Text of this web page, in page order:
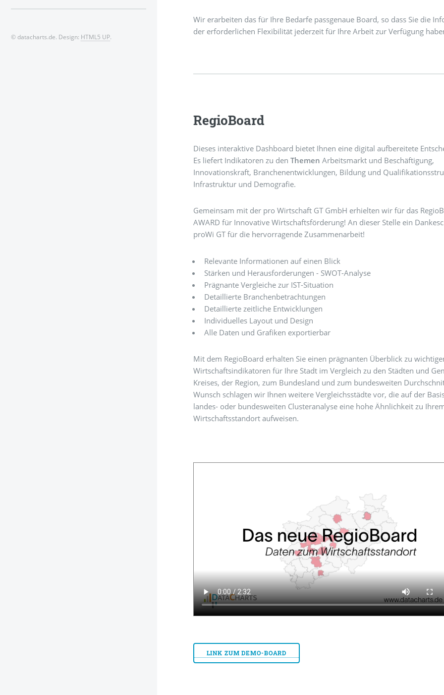
Wir erarbeiten das für Ihre Bedarfe passgenaue Board, so dass Sie die
der erforderlichen Flexibilität jederzeit für Ihre Arbeit zur Verfügung
RegioBoard
Dieses interaktive Dashboard bietet Ihnen eine digital aufbereitete
Es liefert Indikatoren zu denThemen Arbeitsmarkt und Beschäftigung,
Innovationskraft, Branchenentwicklungen, Bildung und
Infrastruktur und Demografie.
Gemeinsam mit der pro Wirtschaft GT GmbH erhielten wir für das
AWARD für Innovative Wirtschaftsförderung! An dieser Stelle ein
proWi GT für die hervorragende Zusammenarbeit!
Relevante Informationen auf einen Blick
Stärken und Herausforderungen - SWOT-Analyse
Prägnante Vergleiche zur IST-Situation
Detaillierte Branchenbetrachtungen
Detaillierte zeitliche Entwicklungen
Individuelles Layout und Design
Alle Daten und Grafiken exportierbar
Mit dem RegioBoard erhalten Sie einen prägnanten Überblick zu
Wirtschaftsindikatoren für Ihre Stadt im Vergleich zu den Städten und
Kreises, der Region, zum Bundesland und zum bundesweiten
Wunsch schlagen wir Ihnen weitere Vergleichsstädte vor, die auf der
landes- oder bundesweiten Clusteranalyse eine hohe Ähnlichkeit zu
Wirtschaftsstandort aufweisen.
LINK ZUM DEMO-BOARD
© datacharts.de. Design: HTML5 UP.